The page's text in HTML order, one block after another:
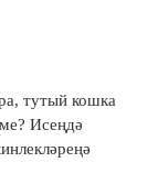
тутый кошка
Исеңдә